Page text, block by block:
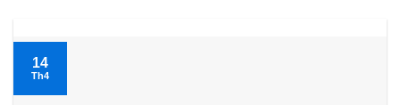
14
Th4